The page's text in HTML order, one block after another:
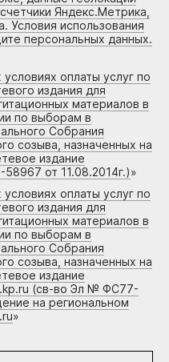
Яндекс.Метрика,
Условия использования
персональных данных.
оплаты услуг по
издания для
материалов в
по выборам в
Собрания
созыва, назначенных на
издание
от 11.08.2014г.)»
оплаты услуг по
издания для
материалов в
по выборам в
Собрания
созыва, назначенных на
издание
(св-во Эл № ФС77-
на региональном
»